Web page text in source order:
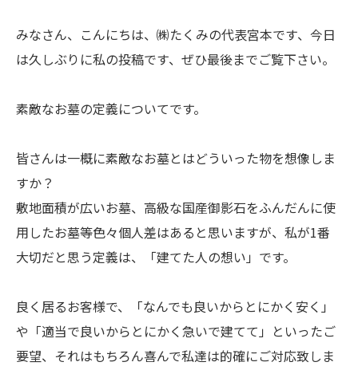
みなさん、こんにちは、㈱たくみの代表宮本です、今日
は久しぶりに私の投稿です、ぜひ最後までご覧下さい。
素敵なお墓の定義についてです。
皆さんは一概に素敵なお墓とはどういった物を想像しま
すか？
敷地面積が広いお墓、高級な国産御影石をふんだんに使
用したお墓等色々個人差はあると思いますが、私が1番
大切だと思う定義は、「建てた人の想い」です。
良く居るお客様で、「なんでも良いからとにかく安く」
や「適当で良いからとにかく急いで建てて」といったご
要望、それはもちろん喜んで私達は的確にご対応致しま